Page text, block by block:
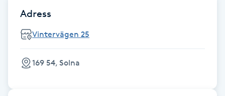
Friskvårdsmassage
Frisör
Funktionsanalys
Adress
Vintervägen 25
169 54, Solna